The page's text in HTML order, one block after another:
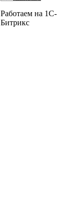
Работаем на 1C-
Битрикс